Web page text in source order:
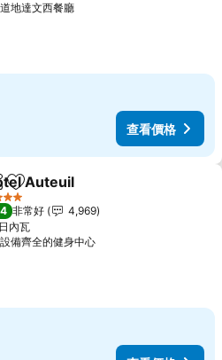
道地達文西餐廳查看價格
查看價格
加入我的最愛
Auteuil
級
非常好
4,969
日內瓦
設備齊全的健身中心查看價格